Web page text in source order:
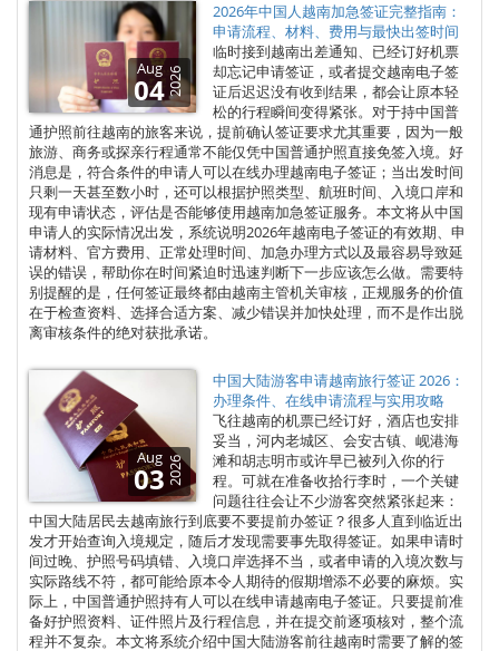
Aug
042026
2026年中国人越南加急签证完整指南：
申请流程、材料、费用与最快出签时间
临时接到越南出差通知、已经订好机票
却忘记申请签证，或者提交越南电子签
证后迟迟没有收到结果，都会让原本轻
松的行程瞬间变得紧张。对于持中国普
通护照前往越南的旅客来说，提前确认签证要求尤其重要，因为一般
旅游、商务或探亲行程通常不能仅凭中国普通护照直接免签入境。好
消息是，符合条件的申请人可以在线办理越南电子签证；当出发时间
只剩一天甚至数小时，还可以根据护照类型、航班时间、入境口岸和
现有申请状态，评估是否能够使用越南加急签证服务。本文将从中国
申请人的实际情况出发，系统说明2026年越南电子签证的有效期、申
请材料、官方费用、正常处理时间、加急办理方式以及最容易导致延
误的错误，帮助你在时间紧迫时迅速判断下一步应该怎么做。需要特
别提醒的是，任何签证最终都由越南主管机关审核，正规服务的价值
在于检查资料、选择合适方案、减少错误并加快处理，而不是作出脱
离审核条件的绝对获批承诺。
Aug
03 2026
中国大陆游客申请越南旅行签证 2026：
办理条件、在线申请流程与实用攻略
飞往越南的机票已经订好，酒店也安排
妥当，河内老城区、会安古镇、岘港海
滩和胡志明市或许早已被列入你的行
程。可就在准备收拾行李时，一个关键
问题往往会让不少游客突然紧张起来：
中国大陆居民去越南旅行到底要不要提前办签证？很多人直到临近出
发才开始查询入境规定，随后才发现需要事先取得签证。如果申请时
间过晚、护照号码填错、入境口岸选择不当，或者申请的入境次数与
实际路线不符，都可能给原本令人期待的假期增添不必要的麻烦。实
际上，中国普通护照持有人可以在线申请越南电子签证。只要提前准
备好护照资料、证件照片及行程信息，并在提交前逐项核对，整个流
程并不复杂。本文将系统介绍中国大陆游客前往越南时需要了解的签